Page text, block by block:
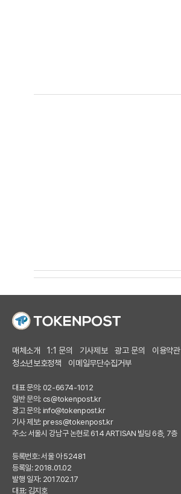
매체소개 1:1 문의 기사제보 광고 문의 이용약관
청소년보호정책
이메일무단수집거부
대표 문의: 02-6674-1012
일반 문의: cs@tokenpost.kr
광고 문의: info@tokenpost.kr
기사 제보: press@tokenpost.kr
주소: 서울시 강남구 논현로 614 ARTISAN 빌딩 6층, 7층
등록번호: 서울 아 52481
등록일: 2018.01.02
발행 일자: 2017.02.17
대표: 김지호